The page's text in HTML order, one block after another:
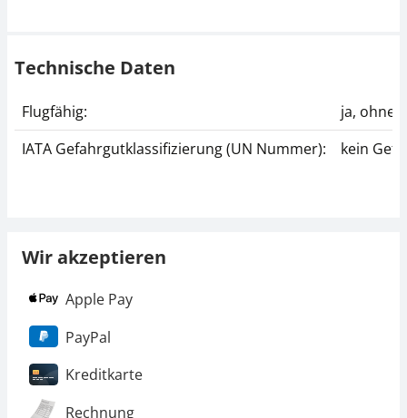
Technische Daten
Flugfähig:
ja, ohne
IATA Gefahrgutklassifizierung (UN Nummer):
kein
Wir akzeptieren
Apple Pay
PayPal
Kreditkarte
Rechnung